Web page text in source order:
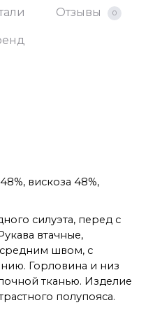
Отзывы 0
вискоза 48%,
силуэта, перед с
втачные,
швом, с
Горловина и низ
тканью. Изделие
полупояса.